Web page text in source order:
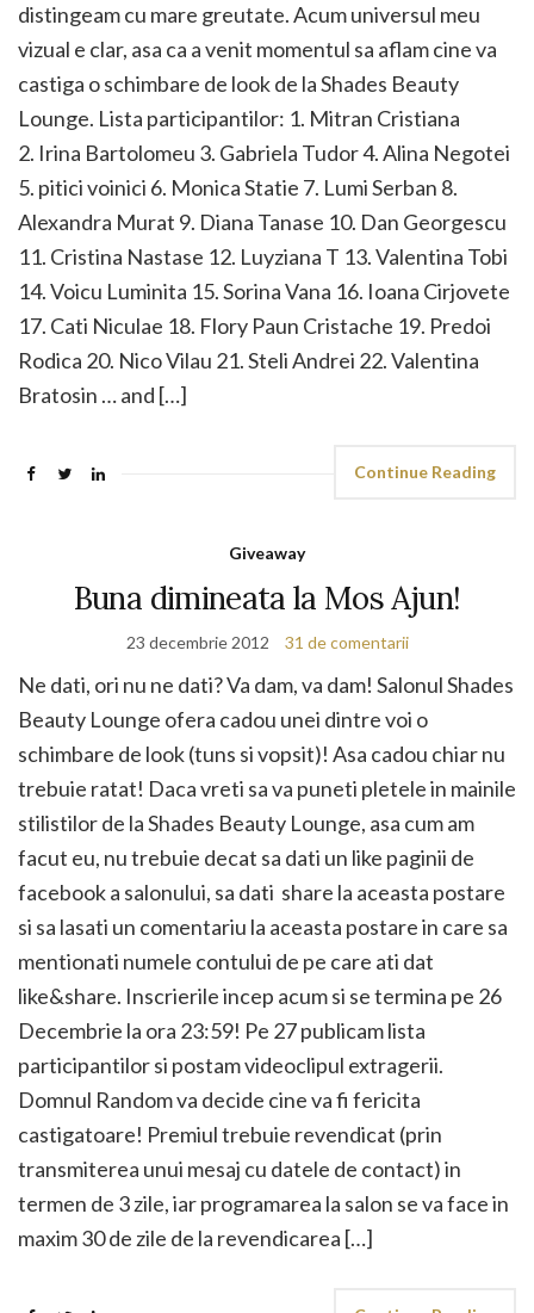
distingeam cu mare greutate. Acum universul meu
vizual e clar, asa ca a venit momentul sa aflam cine va
castiga o schimbare de look de la Shades Beauty
Lounge. Lista participantilor: 1. Mitran Cristiana
2. Irina Bartolomeu 3. Gabriela Tudor 4. Alina Negotei
5. pitici voinici 6. Monica Statie 7. Lumi Serban 8.
Alexandra Murat 9. Diana Tanase 10. Dan Georgescu
11. Cristina Nastase 12. Luyziana T 13. Valentina Tobi
14. Voicu Luminita 15. Sorina Vana 16. Ioana Cirjovete
17. Cati Niculae 18. Flory Paun Cristache 19. Predoi
Rodica 20. Nico Vilau 21. Steli Andrei 22. Valentina
Bratosin … and […]
Continue Reading
Giveaway
Buna dimineata la Mos Ajun!
23 decembrie 2012 31 de comentarii
Ne dati, ori nu ne dati? Va dam, va dam! Salonul Shades
Beauty Lounge ofera cadou unei dintre voi o
schimbare de look (tuns si vopsit)! Asa cadou chiar nu
trebuie ratat! Daca vreti sa va puneti pletele in mainile
stilistilor de la Shades Beauty Lounge, asa cum am
facut eu, nu trebuie decat sa dati un like paginii de
facebook a salonului, sa dati share la aceasta postare
si sa lasati un comentariu la aceasta postare in care sa
mentionati numele contului de pe care ati dat
like&share. Inscrierile incep acum si se termina pe 26
Decembrie la ora 23:59! Pe 27 publicam lista
participantilor si postam videoclipul extragerii.
Domnul Random va decide cine va fi fericita
castigatoare! Premiul trebuie revendicat (prin
transmiterea unui mesaj cu datele de contact) in
termen de 3 zile, iar programarea la salon se va face in
maxim 30 de zile de la revendicarea […]